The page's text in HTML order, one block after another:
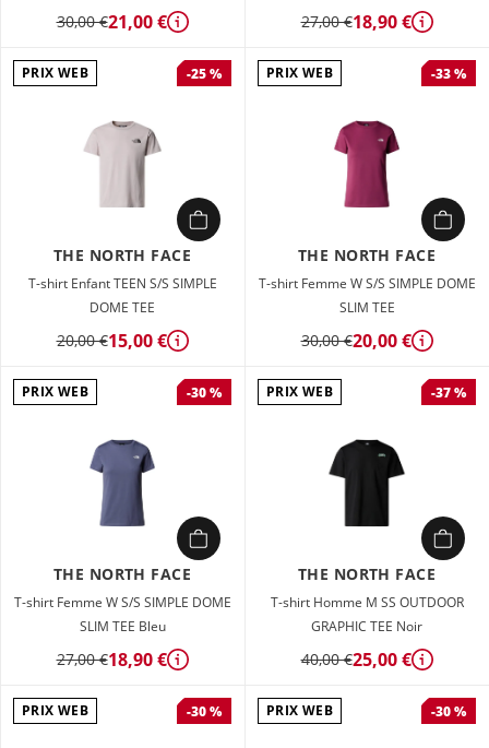
30,00 €21,00 € Détails
27,00 €18,90 € Détails
PRIX WEB -25 %
THE NORTH FACE
T-shirt Enfant TEEN S/S SIMPLE
DOME TEE
20,00 €15,00 € Détails
PRIX WEB -33 %
THE NORTH FACE
T-shirt Femme W S/S SIMPLE DOME
SLIM TEE
30,00 €20,00 € Détails
PRIX WEB -30 %
THE NORTH FACE
T-shirt Femme W S/S SIMPLE DOME
SLIM TEE Bleu
27,00 €18,90 € Détails
PRIX WEB -37 %
THE NORTH FACE
T-shirt Homme M SS OUTDOOR
GRAPHIC TEE Noir
40,00 €25,00 € Détails
PRIX WEB -30 % PRIX WEB -30 %